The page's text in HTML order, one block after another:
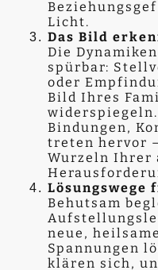
Licht.
Das Bild
Die
spürbar:
oder
Bild Ihres
Bindungen,
treten hervor
Wurzeln Ihrer
Lösungswege
Behutsam
neue,
Spannungen
klären sich,